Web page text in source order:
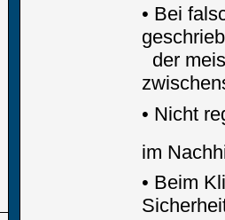
• Bei
der
• Nicht
im
• Beim